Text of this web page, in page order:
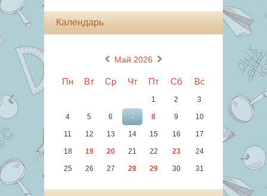
Календарь
Май 2026
Пн Вт Ср Чт Пт Сб Вс
1 2 3
4 5 6 7 8 9 10
11 12 13 14 15 16 17
18 19 20 21 22 23 24
25 26 27 28 29 30 31